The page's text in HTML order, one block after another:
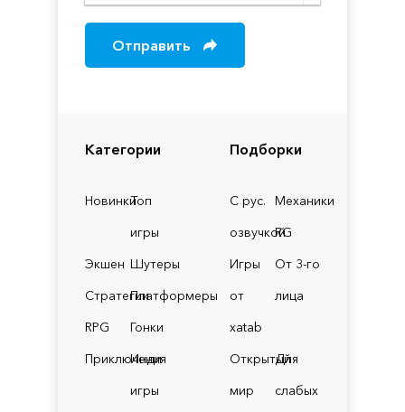
Категории
НовинкиТоп
игры
Экшен Шутеры
СтратегииПлатформеры
RPG
Гонки
Приключения
Инди
игры
Подборки
С рус.
озвучкой
Механики
RG
Игры
от
xatab
От 3-го
лица
Открытый
мир
Для
слабых
Отправить